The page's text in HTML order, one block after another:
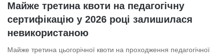
Майже третина квоти на педагогічну
сертифікацію у 2026 році залишилася
невикористаною
Майже третина цьогорічної квоти на проходження педагогічної